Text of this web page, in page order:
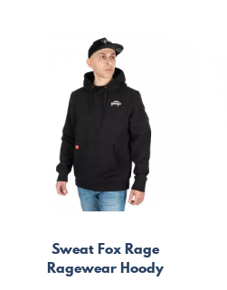
Sweat Fox Rage
Ragewear Hoody